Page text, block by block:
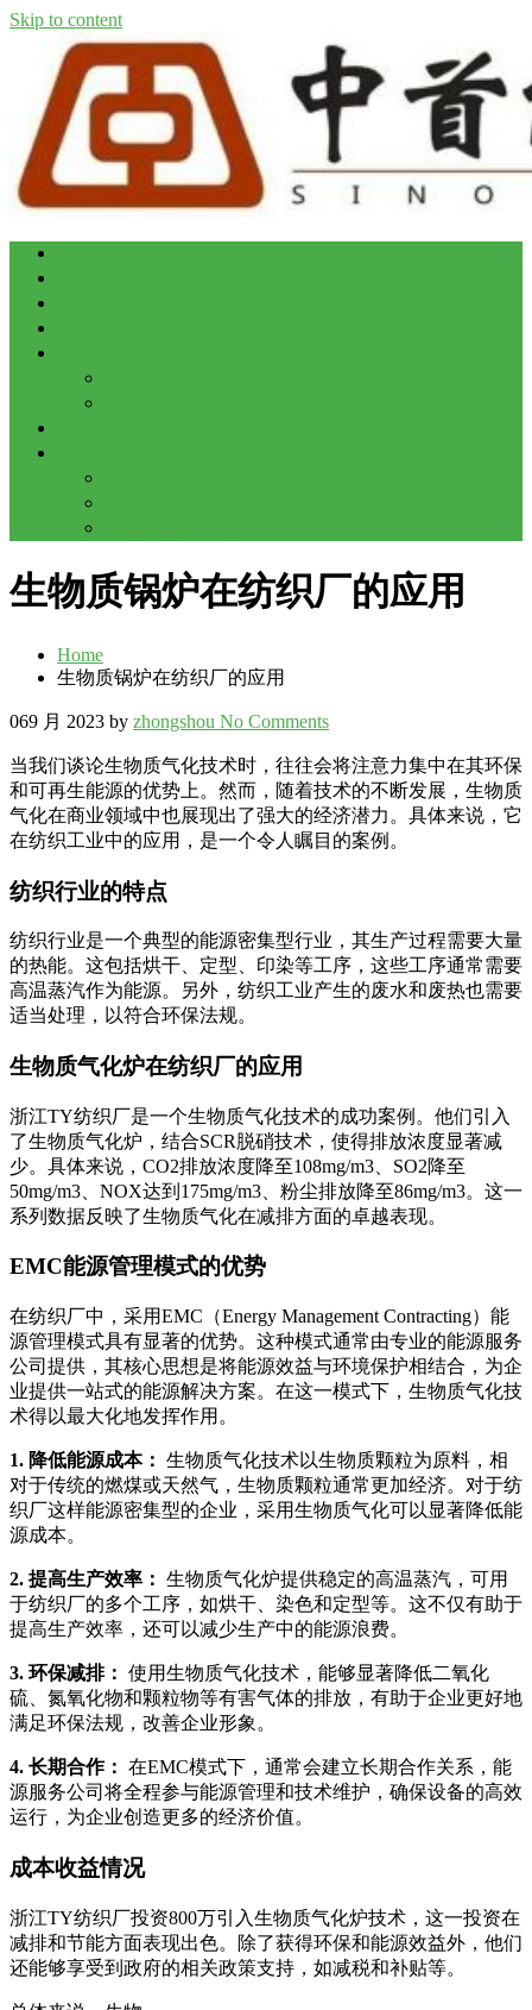
Skip to content
生物质锅炉在纺织厂的应用
Home
生物质锅炉在纺织厂的应用
069 月 2023 by zhongshou No Comments
当我们谈论生物质气化技术时，往往会将注意力集中在其环保
和可再生能源的优势上。然而，随着技术的不断发展，生物质
气化在商业领域中也展现出了强大的经济潜力。具体来说，它
在纺织工业中的应用，是一个令人瞩目的案例。
纺织行业的特点
纺织行业是一个典型的能源密集型行业，其生产过程需要大量
的热能。这包括烘干、定型、印染等工序，这些工序通常需要
高温蒸汽作为能源。另外，纺织工业产生的废水和废热也需要
适当处理，以符合环保法规。
生物质气化炉在纺织厂的应用
浙江TY纺织厂是一个生物质气化技术的成功案例。他们引入
了生物质气化炉，结合SCR脱硝技术，使得排放浓度显著减
少。具体来说，CO2排放浓度降至108mg/m3、SO2降至
50mg/m3、NOX达到175mg/m3、粉尘排放降至86mg/m3。这一
系列数据反映了生物质气化在减排方面的卓越表现。
EMC能源管理模式的优势
在纺织厂中，采用EMC（Energy Management Contracting）能
源管理模式具有显著的优势。这种模式通常由专业的能源服务
公司提供，其核心思想是将能源效益与环境保护相结合，为企
业提供一站式的能源解决方案。在这一模式下，生物质气化技
术得以最大化地发挥作用。
1. 降低能源成本： 生物质气化技术以生物质颗粒为原料，相
对于传统的燃煤或天然气，生物质颗粒通常更加经济。对于纺
织厂这样能源密集型的企业，采用生物质气化可以显著降低能
源成本。
2. 提高生产效率： 生物质气化炉提供稳定的高温蒸汽，可用
于纺织厂的多个工序，如烘干、染色和定型等。这不仅有助于
提高生产效率，还可以减少生产中的能源浪费。
3. 环保减排： 使用生物质气化技术，能够显著降低二氧化
硫、氮氧化物和颗粒物等有害气体的排放，有助于企业更好地
满足环保法规，改善企业形象。
4. 长期合作： 在EMC模式下，通常会建立长期合作关系，能
源服务公司将全程参与能源管理和技术维护，确保设备的高效
运行，为企业创造更多的经济价值。
成本收益情况
浙江TY纺织厂投资800万引入生物质气化炉技术，这一投资在
减排和节能方面表现出色。除了获得环保和能源效益外，他们
还能够享受到政府的相关政策支持，如减税和补贴等。